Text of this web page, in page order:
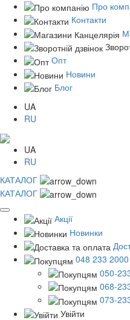
Про
Контакти
Опт
Новини
Блог
UA
RU
UA
RU
КАТАЛОГ
КАТАЛОГ
Акції
Новинки
048 233 2000
050-
068-
073-
Увійти